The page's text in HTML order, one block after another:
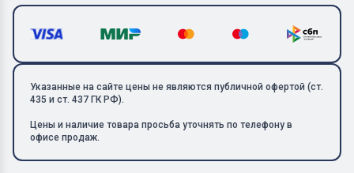
Указанные на сайте цены не являются публичной офертой (ст.
435 и ст. 437 ГК РФ).
Цены и наличие товара просьба уточнять по телефону в
офисе продаж.